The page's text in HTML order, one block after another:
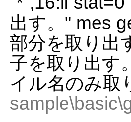
出す。" mes
部分を取り出
子を取り出す
イル名のみ取